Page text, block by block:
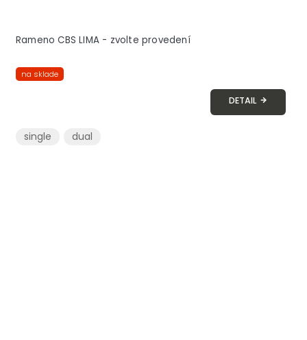
Rameno CBS LIMA - zvolte provedení
na sklade
DETAIL
single dual